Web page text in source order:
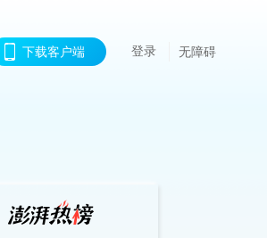
下载客户端 登录 无障碍